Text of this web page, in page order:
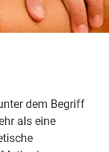
dem Begriff
als eine